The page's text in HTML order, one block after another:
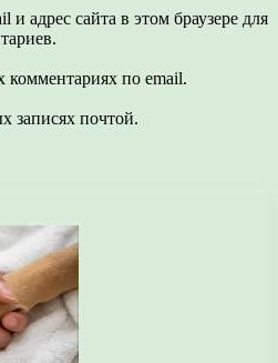
адрес сайта в этом браузере для
по email.
записях почтой.